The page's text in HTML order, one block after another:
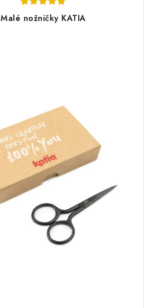
Malé nožničky KATIA